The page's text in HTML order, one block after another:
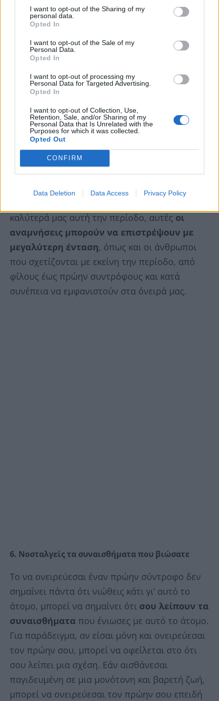
I want to opt-out of the Sharing of my
personal data.
Opted In
I want to opt-out of the Sale of my
Personal Data.
Opted In
I want to opt-out of processing my
Personal Data for Targeted Advertising.
Opted In
I want to opt-out of Collection, Use,
Retention, Sale, and/or Sharing of my
Personal Data that Is Unrelated with the
Purposes for which it was collected.
Opted Out
CONFIRM
Data Deletion Data Access Privacy Policy
καλύτερο,ένα φαινόμενο γνωστό στην
ψυχολογία ως ρόδινη αναδρομή. Ωστόσο,
είναι προφανές ότι η σχέση δεν ήταν τόσο
ειδυλλιακή ή τέλος πάντων υπήρχαν λόγοι
σοβαροί για τους οποίους χωρίσατε.
5. Σου λείπει εκείνη η περίοδος της ζωής σου
Το να ονειρεύεσαι έναν πρώην δεν σημαίνει
ότι έχεις πάντα στο μυαλό σου αυτό το άτομο.
Καθώς μεγαλώνουμε, είναι φυσιολογικό να
κοιτάμε πίσω, ειδικά εκείνες τις στιγμές που
όλα έμοιαζαν πιο εύκολα, πιο διασκεδαστικά ή
καλύτερά μας αυτή την περίοδο, αυτές οι
αναμνήσεις μπορούν να επιστρέψουν με
μεγαλύτερη ένταση, όπως και οι άνθρωποι
που σχετίζονται με εκείνη την περίοδο, από
φίλους έως πρώην συντρόφους και κατά
συνέπεια να εμφανιστούν στα όνειρά μας.
6. Νοσταλγείς τα συναισθήματα που βιώσατε
Το να ονειρεύεσαι έναν πρώην σύντροφο δεν
σημαίνει πάντα ότι νιώθεις κάτι γι’ αυτό το
άτομο, μπορεί να σημαίνει ότι σου λείπουν τα
συναισθήματα που ένιωσες με αυτό το άτομο.
Για παράδειγμα, αν είσαι μόνη και ονειρεύεσαι
τον πρώην σου, μπορεί να οφείλεται στο ότι
σου λείπει μια σχέση. Εάν αισθάνεσαι
παγιδευμένη σε μια μονότονη και βαρετή ζωή,
μπορεί να ονειρεύεσαι τον πρώην σου επειδή